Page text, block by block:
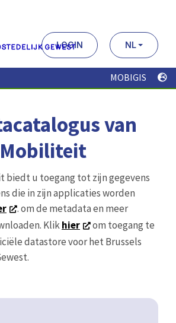
LOGIN NL
MOBIGIS
van
biedt u toegang tot zijn gegevens
die in zijn applicaties worden
. om de metadata en meer
Klikhier
om toegang te
datastore voor het Brussels